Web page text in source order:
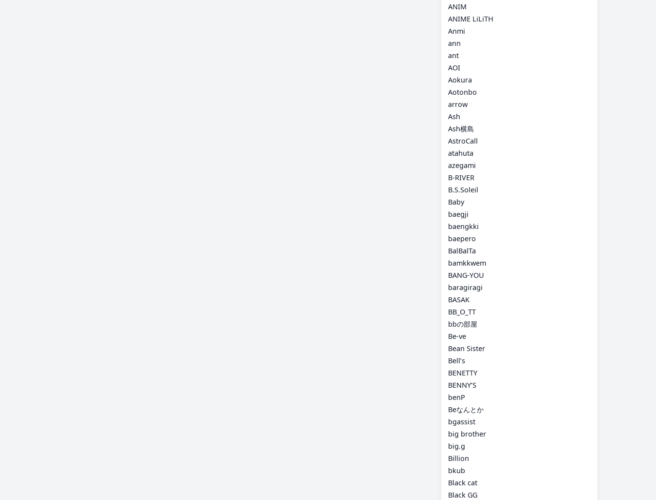
ANIM
ANIME LiLiTH
Anmi
ann
ant
AOI
Aokura
Aotonbo
arrow
Ash
Ash横島
AstroCall
atahuta
azegami
B-RIVER
B.S.Soleil
Baby
baegji
baengkki
baepero
BalBalTa
bamkkwem
BANG-YOU
baragiragi
BASAK
BB_O_TT
bbの部屋
Be-ve
Bean Sister
Bell’s
BENETTY
BENNY’S
benP
Beなんとか
bgassist
big brother
big.g
Billion
bkub
Black cat
Black GG